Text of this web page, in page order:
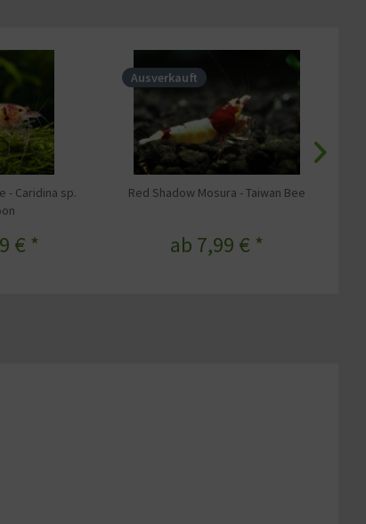
- Caridina sp.
€ *
Ausverkauft
Red Shadow Mosura - Taiwan Bee
ab 7,99 € *